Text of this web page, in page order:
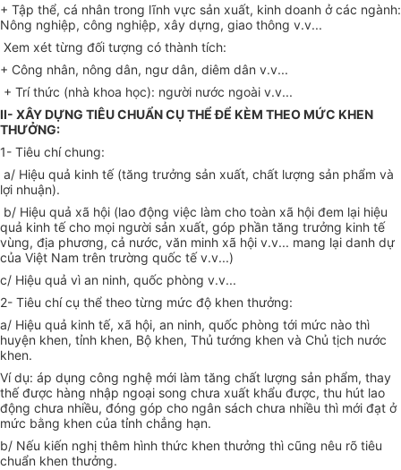
+ Tập thể, cá nhân trong lĩnh vực sản xuất, kinh doanh ở các ngành:
Nông nghiệp, công nghiệp, xây dựng, giao thông v.v...
Xem xét từng đối tượng có thành tích:
+ Công nhân, nông dân, ngư dân, diêm dân v.v...
+ Trí thức (nhà khoa học): người nước ngoài v.v...
II- XÂY DỰNG TIÊU CHUẨN CỤ THỂ ĐỂ KÈM THEO MỨC KHEN
THƯỞNG:
1- Tiêu chí chung:
a/ Hiệu quả kinh tế (tăng trưởng sản xuất, chất lượng sản phẩm và
lợi nhuận).
b/ Hiệu quả xã hội (lao động việc làm cho toàn xã hội đem lại hiệu
quả kinh tế cho mọi người sản xuất, góp phần tăng trưởng kinh tế
vùng, địa phương, cả nước, văn minh xã hội v.v... mang lại danh dự
của Việt Nam trên trường quốc tế v.v...)
c/ Hiệu quả vì an ninh, quốc phòng v.v...
2- Tiêu chí cụ thể theo từng mức độ khen thưởng:
a/ Hiệu quả kinh tế, xã hội, an ninh, quốc phòng tới mức nào thì
huyện khen, tỉnh khen, Bộ khen, Thủ tướng khen và Chủ tịch nước
khen.
Ví dụ: áp dụng công nghệ mới làm tăng chất lượng sản phẩm, thay
thế được hàng nhập ngoại song chưa xuất khẩu được, thu hút lao
động chưa nhiều, đóng góp cho ngân sách chưa nhiều thì mới đạt ở
mức bằng khen của tỉnh chẳng hạn.
b/ Nếu kiến nghị thêm hình thức khen thưởng thì cũng nêu rõ tiêu
chuẩn khen thưởng.